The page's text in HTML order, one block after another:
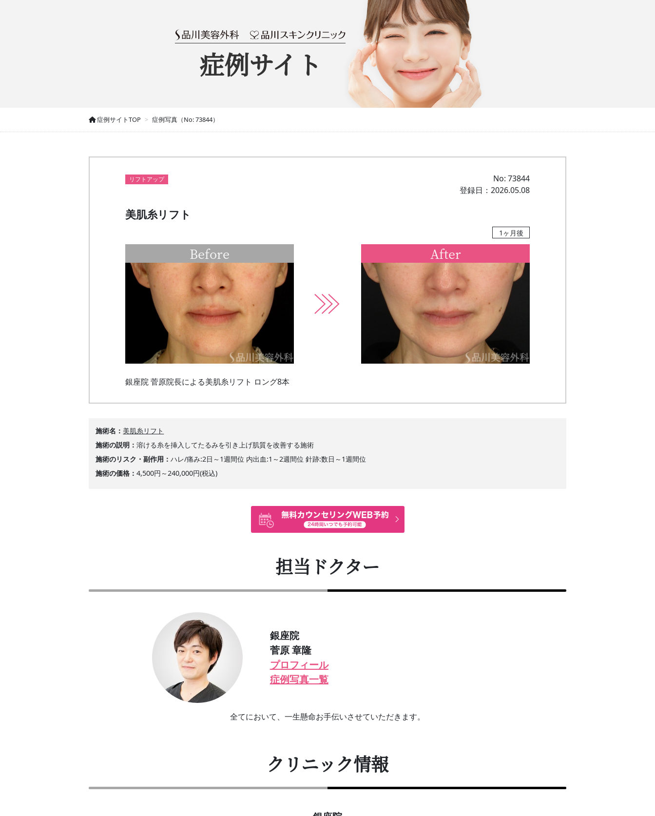
症例サイト
症例サイトTOP 症例写真（No: 73844）
No: 73844
登録日：2026.05.08
リフトアップ
美肌糸リフト
Before
1ヶ月後
After
銀座院 菅原院長による美肌糸リフト ロング8本
施術名
美肌糸リフト
施術の説明
溶ける糸を挿入してたるみを引き上げ肌質を改善する施術
施術のリスク・副作用
ハレ/痛み:2日～1週間位 内出血:1～2週間位 針跡:数日～1週間位
施術の価格
4,500円～240,000円(税込)
担当ドクター
銀座院
菅原 章隆
プロフィール
症例写真一覧
全てにおいて、一生懸命お手伝いさせていただきます。
クリニック情報